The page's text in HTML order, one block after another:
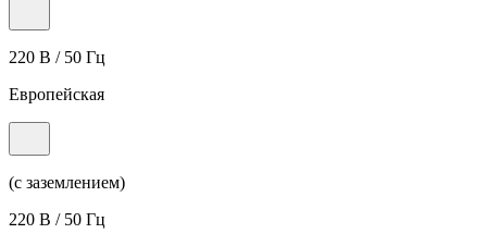
220 В / 50 Гц
Европейская
(с заземлением)
220 В / 50 Гц